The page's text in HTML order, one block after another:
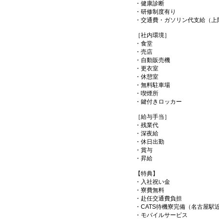
・健康診断
・研修制度有り
・交通費・ガソリン代支給（上
［社内環境］
・食堂
・売店
・自動販売機
・更衣室
・休憩室
・無料駐車場
・喫煙所
・鍵付きロッカー
［給与手当］
・残業代
・深夜給
・休日出勤
・賞与
・昇給
【特典】
・入社祝い金
・寮費無料
・赴任交通費負担
・CATS待機寮完備（名古屋駅近
・モバイルサービス